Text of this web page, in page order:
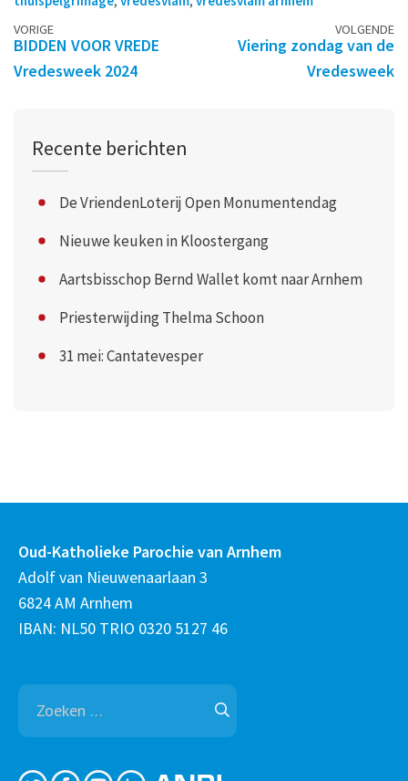
Berichtennavigatie
VORIGE
BIDDEN VOOR VREDE
Vredesweek 2024
VOLGENDE
Viering zondag van de
Vredesweek
Recente berichten
De VriendenLoterij Open Monumentendag
Nieuwe keuken in Kloostergang
Aartsbisschop Bernd Wallet komt naar Arnhem
Priesterwijding Thelma Schoon
31 mei: Cantatevesper
Oud-Katholieke Parochie van Arnhem
Adolf van Nieuwenaarlaan 3
6824 AM Arnhem
IBAN: NL50 TRIO 0320 5127 46
Zoeken
naar: